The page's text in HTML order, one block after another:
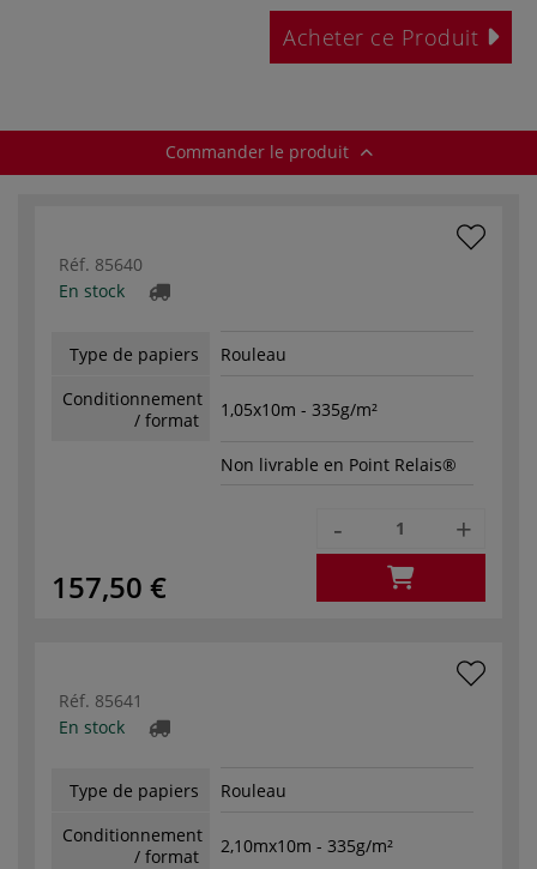
Acheter ce Produit
Commander le produit
Réf. 85640
En stock
Type de papiers
Rouleau
Conditionnement
/ format
1,05x10m - 335g/m²
Non livrable en Point Relais®
157,50 €
- +
Réf. 85641
En stock
Type de papiers
Rouleau
Conditionnement
/ format
2,10mx10m - 335g/m²